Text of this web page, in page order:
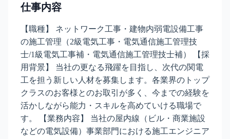
仕事内容
【職種】 ネットワーク工事・建物内弱電設備工事
の施工管理（2級電気工事・電気通信施工管理技
士/1級電気工事補・電気通信施工管理技士補） 【採
用背景】 当社の更なる飛躍を目指し、次代の関電
工を担う新しい人材を募集します。各業界のトップ
クラスのお客様とのお取引が多く、今までの経験を
活かしながら能力・スキルを高めていける職場で
す。 【業務内容】 当社の屋内線（ビル・商業施設
などの電気設備）事業部門における施工エンジニア